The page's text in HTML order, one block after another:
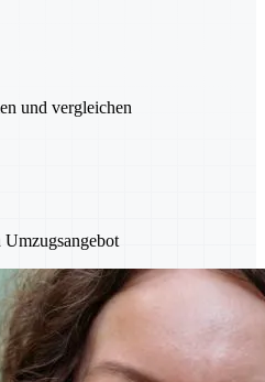
und vergleichen
Umzugsangebot